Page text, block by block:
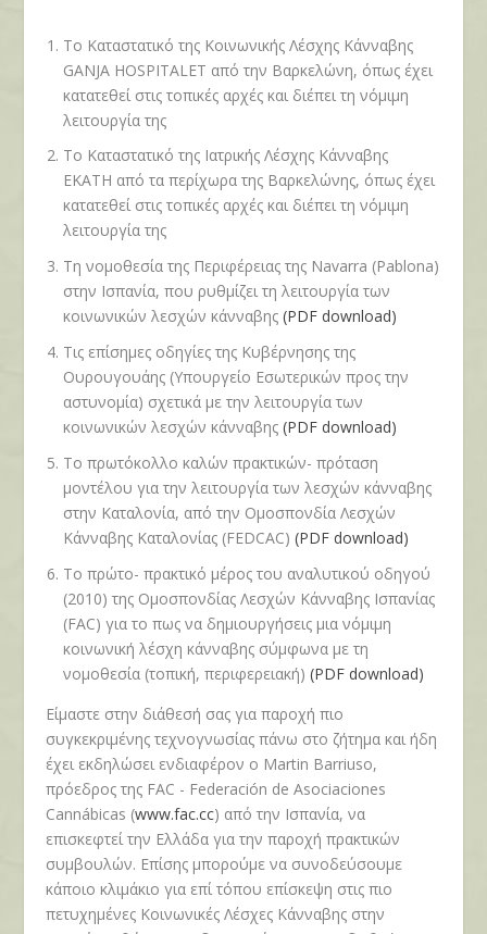
Το Καταστατικό της Κοινωνικής Λέσχης Κάνναβης
GANJA HOSPITALET από την Βαρκελώνη, όπως έχει
κατατεθεί στις τοπικές αρχές και διέπει τη νόμιμη
λειτουργία της
Το Καταστατικό της Ιατρικής Λέσχης Κάνναβης
ΕΚΑΤH από τα περίχωρα της Βαρκελώνης, όπως έχει
κατατεθεί στις τοπικές αρχές και διέπει τη νόμιμη
λειτουργία της
Τη νομοθεσία της Περιφέρειας της Navarra (Pablona)
στην Ισπανία, που ρυθμίζει τη λειτουργία των
κοινωνικών λεσχών κάνναβης(PDF download)
Τις επίσημες οδηγίες της Κυβέρνησης της
Ουρουγουάης (Υπουργείο Εσωτερικών προς την
αστυνομία) σχετικά με την λειτουργία των
κοινωνικών λεσχών κάνναβης(PDF download)
Το πρωτόκολλο καλών πρακτικών- πρόταση
μοντέλου για την λειτουργία των λεσχών κάνναβης
στην Καταλονία, από την Ομοσπονδία Λεσχών
Κάνναβης Καταλονίας (FEDCAC)(PDF download)
Το πρώτο- πρακτικό μέρος του αναλυτικού οδηγού
(2010) της Ομοσπονδίας Λεσχών Κάνναβης Ισπανίας
(FAC) για το πως να δημιουργήσεις μια νόμιμη
κοινωνική λέσχη κάνναβης σύμφωνα με τη
νομοθεσία (τοπική, περιφερειακή)(PDF download)
Είμαστε στην διάθεσή σας για παροχή πιο
συγκεκριμένης τεχνογνωσίας πάνω στο ζήτημα και ήδη
έχει εκδηλώσει ενδιαφέρον ο Martin Barriuso,
πρόεδρος της FAC - Federación de Asociaciones
Cannábicas (www.fac.cc) από την Ισπανία, να
επισκεφτεί την Ελλάδα για την παροχή πρακτικών
συμβουλών. Επίσης μπορούμε να συνοδεύσουμε
κάποιο κλιμάκιο για επί τόπου επίσκεψη στις πιο
πετυχημένες Κοινωνικές Λέσχες Κάνναβης στην